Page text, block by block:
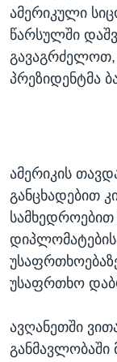
ამერიკული
წარსულში
გავაგრძელოთ,
პრეზიდენტმა
ამერიკის
განცხადებით
სამხედროებით
უსაფრთხო
ავღანეთში